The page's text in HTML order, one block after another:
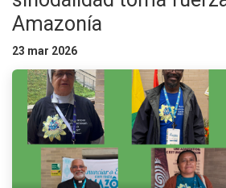
Amazonía
23 mar 2026